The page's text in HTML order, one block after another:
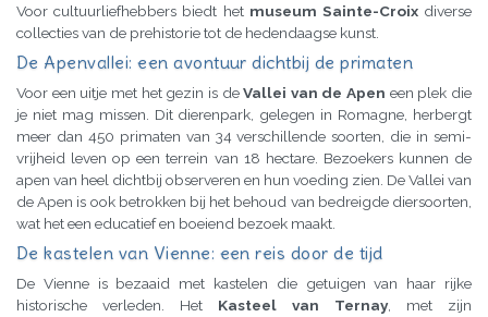
Voor cultuurliefhebbers biedt het museum Sainte-Croixdiverse
collecties van de prehistorie tot de hedendaagse kunst.
De Apenvallei: een avontuur dichtbij de primaten
Voor een uitje met het gezin is deVallei van de Apen een plek die
je niet mag missen. Dit dierenpark, gelegen in Romagne, herbergt
meer dan 450 primaten van 34 verschillende soorten, die in semi-
vrijheid leven op een terrein van 18 hectare. Bezoekers kunnen de
apen van heel dichtbij observeren en hun voeding zien. De Vallei van
de Apen is ook betrokken bij het behoud van bedreigde diersoorten,
wat het een educatief en boeiend bezoek maakt.
De kastelen van Vienne: een reis door de tijd
De Vienne is bezaaid met kastelen die getuigen van haar rijke
historische verleden. Het Kasteel van Ternay, met zijn